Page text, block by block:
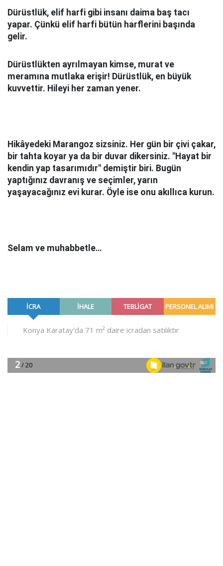
Dürüstlük, elif harfi gibi insanı daima baş tacı
yapar. Çünkü elif harfi bütün harflerini başında
gelir.
Dürüstlükten ayrılmayan kimse, murat ve
meramına mutlaka erişir! Dürüstlük, en büyük
kuvvettir. Hileyi her zaman yener.
Hikâyedeki Marangoz sizsiniz. Her gün bir çivi çakar,
bir tahta koyar ya da bir duvar dikersiniz. "Hayat bir
kendin yap tasarımıdır" demiştir biri. Bugün
yaptığınız davranış ve seçimler, yarın
yaşayacağınız evi kurar. Öyle ise onu akıllıca kurun.
Selam ve muhabbetle…